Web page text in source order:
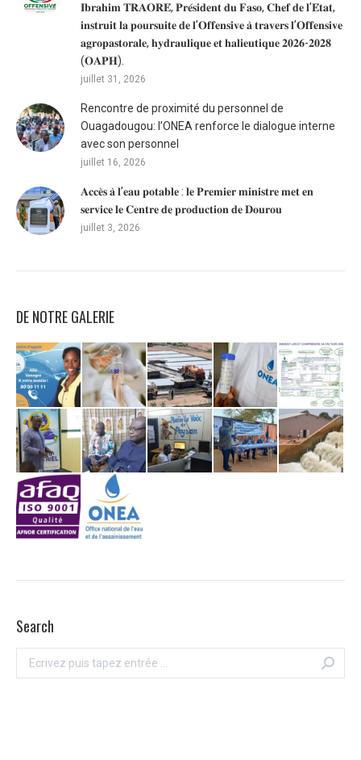
𝐈𝐛𝐫𝐚𝐡𝐢𝐦 𝐓𝐑𝐀𝐎𝐑𝐄́, 𝐏𝐫𝐞́𝐬𝐢𝐝𝐞𝐧𝐭 𝐝𝐮 𝐅𝐚𝐬𝐨, 𝐂𝐡𝐞𝐟 𝐝𝐞 𝐥’𝐄́𝐭𝐚𝐭,
𝐢𝐧𝐬𝐭𝐫𝐮𝐢𝐭 𝐥𝐚 𝐩𝐨𝐮𝐫𝐬𝐮𝐢𝐭𝐞 𝐝𝐞 𝐥’𝐎𝐟𝐟𝐞𝐧𝐬𝐢𝐯𝐞 𝐚̀ 𝐭𝐫𝐚𝐯𝐞𝐫𝐬 𝐥’𝐎𝐟𝐟𝐞𝐧𝐬𝐢𝐯𝐞
𝐚𝐠𝐫𝐨𝐩𝐚𝐬𝐭𝐨𝐫𝐚𝐥𝐞, 𝐡𝐲𝐝𝐫𝐚𝐮𝐥𝐢𝐪𝐮𝐞 𝐞𝐭 𝐡𝐚𝐥𝐢𝐞𝐮𝐭𝐢𝐪𝐮𝐞 𝟐𝟎𝟐𝟔-𝟐𝟎𝟐𝟖
(𝐎𝐀𝐏𝐇).
juillet 31, 2026
Rencontre de proximité du personnel de
Ouagadougou: l’ONEA renforce le dialogue interne
avec son personnel
juillet 16, 2026
𝐀𝐜𝐜𝐞̀𝐬 𝐚̀ 𝐥’𝐞𝐚𝐮 𝐩𝐨𝐭𝐚𝐛𝐥𝐞 : 𝐥𝐞 𝐏𝐫𝐞𝐦𝐢𝐞𝐫 𝐦𝐢𝐧𝐢𝐬𝐭𝐫𝐞 𝐦𝐞𝐭 𝐞𝐧
𝐬𝐞𝐫𝐯𝐢𝐜𝐞 𝐥𝐞 𝐂𝐞𝐧𝐭𝐫𝐞 𝐝𝐞 𝐩𝐫𝐨𝐝𝐮𝐜𝐭𝐢𝐨𝐧 𝐝𝐞 𝐃𝐨𝐮𝐫𝐨𝐮
juillet 3, 2026
DE NOTRE GALERIE
Search
Recherche